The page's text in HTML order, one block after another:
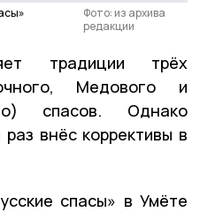
Фото: из архива
редакции
традиции трёх
Медового и
спасов. Однако
внёс коррективы в
спасы» в Умёте